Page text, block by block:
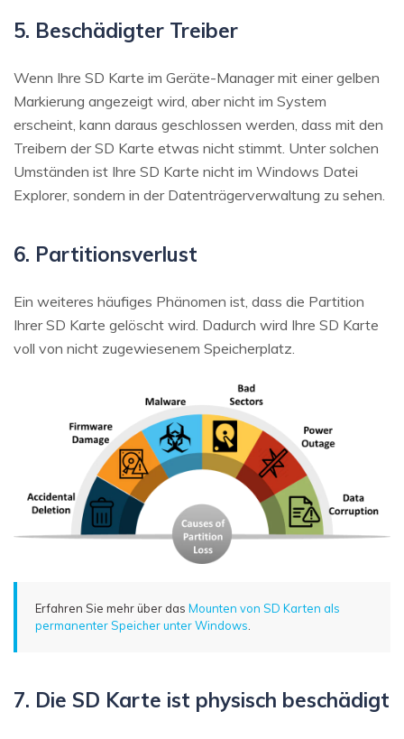
5. Beschädigter Treiber
Wenn Ihre SD Karte im Geräte-Manager mit einer gelben
Markierung angezeigt wird, aber nicht im System
erscheint, kann daraus geschlossen werden, dass mit den
Treibern der SD Karte etwas nicht stimmt. Unter solchen
Umständen ist Ihre SD Karte nicht im Windows Datei
Explorer, sondern in der Datenträgerverwaltung zu sehen.
6. Partitionsverlust
Ein weiteres häufiges Phänomen ist, dass die Partition
Ihrer SD Karte gelöscht wird. Dadurch wird Ihre SD Karte
voll von nicht zugewiesenem Speicherplatz.
Erfahren Sie mehr über das Mounten von SD Karten als
permanenter Speicher unter Windows
7. Die SD Karte ist physisch beschädigt